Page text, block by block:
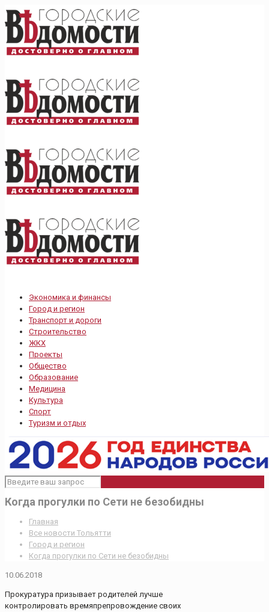
Экономика и финансы
Город и регион
Транспорт и дороги
Строительство
ЖКХ
Проекты
Общество
Образование
Медицина
Культура
Спорт
Туризм и отдых
Когда прогулки по Сети не безобидны
Главная
Все новости Тольятти
Город и регион
Когда прогулки по Сети не безобидны
10.06.2018
Прокуратура призывает родителей лучше
контролировать времяпрепровождение своих